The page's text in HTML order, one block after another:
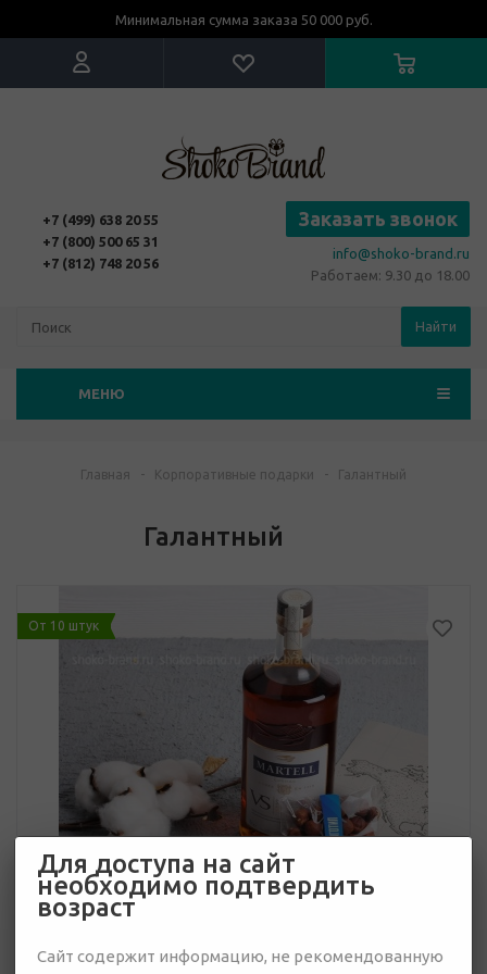
Минимальная сумма заказа 50 000 руб.
+7 (499) 638 20 55
+7 (800) 500 65 31
+7 (812) 748 20 56
Заказать звонок
info@shoko-brand.ru
Работаем: 9.30 до 18.00
Найти
МЕНЮ
Главная - Корпоративные подарки - Галантный
Галантный
От 10 штук
Для доступа на сайт
необходимо подтвердить
возраст
Сайт содержит информацию, не рекомендованную